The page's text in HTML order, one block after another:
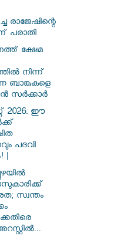
രാജേഷിന്റെ
പരാതി
ക്ഷേമ
നിന്ന്
സർക്കാർ
2026: ഈ
പദവി
|
സ്വന്തം